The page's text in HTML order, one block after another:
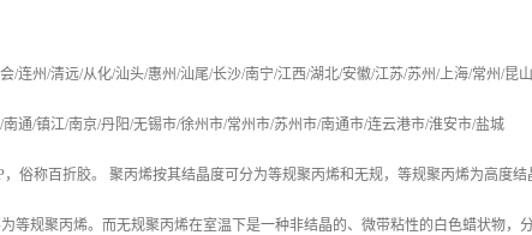
/连州/清远/从化/汕头/惠州/汕尾/长沙/南宁/江西/湖北/安徽/江苏/苏州/上海/常州/昆山
/南通/镇江/南京/丹阳/无锡市/徐州市/常州市/苏州市/南通市/连云港市/淮安市/盐城
，俗称百折胶。 聚丙烯按其结晶度可分为等规聚丙烯和无规，等规聚丙烯为高度
等规聚丙烯。而无规聚丙烯在室温下是一种非结晶的、微带粘性的白色蜡状物，